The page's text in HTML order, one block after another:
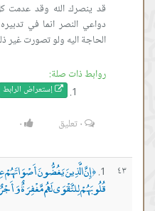
قد ينصرك الله وقد عدمت
دواعي النصر انما في
الحاجة اليه ولو تصورت غير
روابط ذات صلة:
إستعراض الرابط
٠تعليق ٠
٤٣ ﴿إِنَّ الَّذِينَ يَغُضُّونَ أَصْوَاتَهُمْ
قُلُوبَهُمْ لِلتَّقْوَى لَهُم مَّغْفِرَةٌ